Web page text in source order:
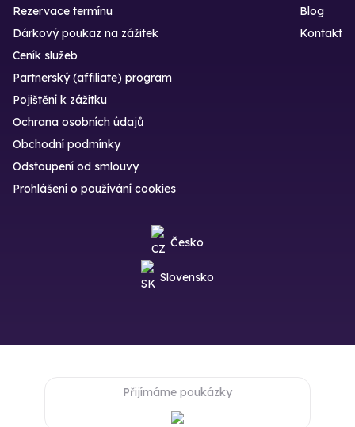
Rezervace termínu
Dárkový poukaz na zážitek
Blog
Kontakt
Ceník služeb
Partnerský (affiliate) program
Pojištění k zážitku
Ochrana osobních údajů
Obchodní podmínky
Odstoupení od smlouvy
Prohlášení o používání cookies
Česko
Slovensko
Přijímáme poukázky